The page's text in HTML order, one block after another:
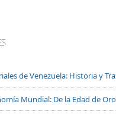
de Venezuela: Historia y
Mundial: De la Edad de